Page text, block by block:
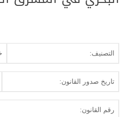
التصنيف:
تاريخ صدور القانون:
رقم القانون: